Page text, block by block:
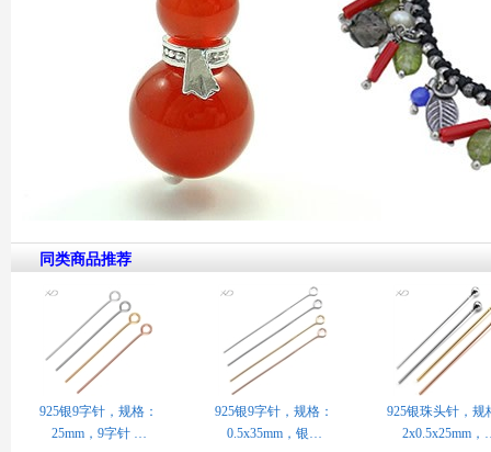
同类商品推荐
925银9字针，规格：
25mm，9字针 …
925银9字针，规格：
0.5x35mm，银…
925银珠头针，规
2x0.5x25mm